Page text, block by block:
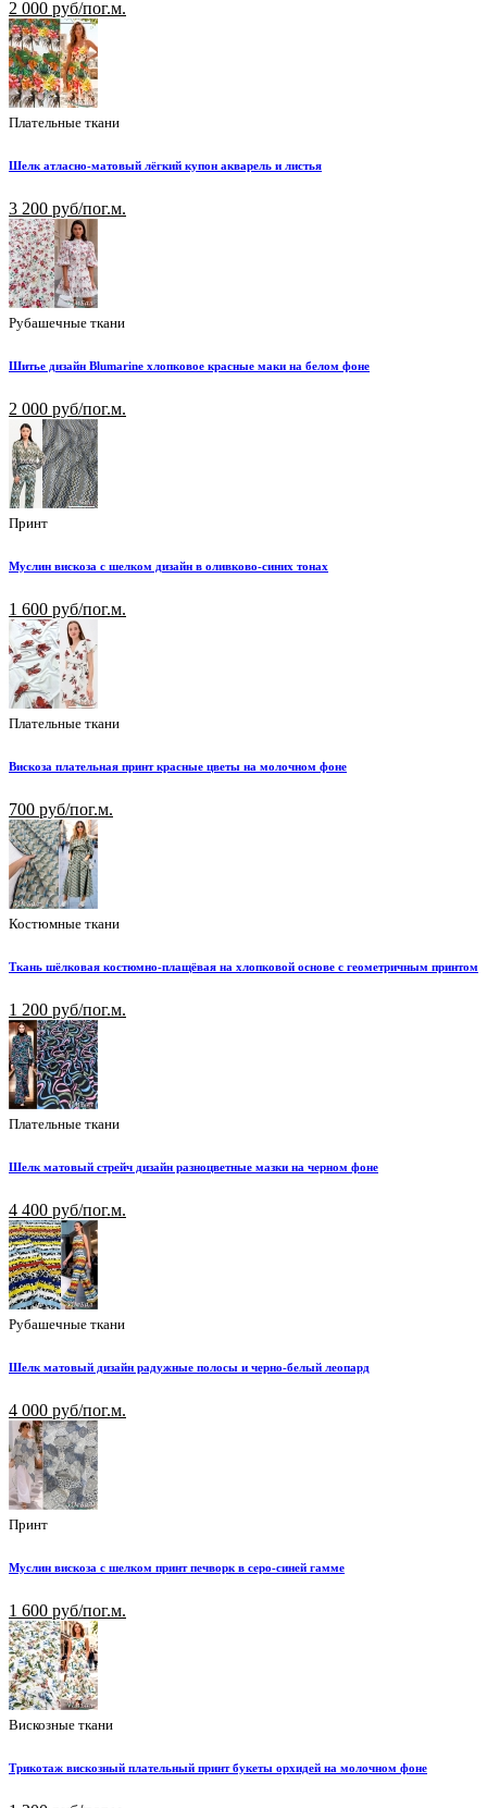
2 000 руб/пог.м.
Плательные ткани
Шелк атласно-матовый лёгкий купон акварель и листья
3 200 руб/пог.м.
Рубашечные ткани
Шитье дизайн Blumarine хлопковое красные маки на белом фоне
2 000 руб/пог.м.
Принт
Муслин вискоза с шелком дизайн в оливково-синих тонах
1 600 руб/пог.м.
Плательные ткани
Вискоза плательная принт красные цветы на молочном фоне
700 руб/пог.м.
Костюмные ткани
Ткань шёлковая костюмно-плащёвая на хлопковой основе с геометричным принтом
1 200 руб/пог.м.
Плательные ткани
Шелк матовый стрейч дизайн разноцветные мазки на черном фоне
4 400 руб/пог.м.
Рубашечные ткани
Шелк матовый дизайн радужные полосы и черно-белый леопард
4 000 руб/пог.м.
Принт
Муслин вискоза с шелком принт печворк в серо-синей гамме
1 600 руб/пог.м.
Вискозные ткани
Трикотаж вискозный плательный принт букеты орхидей на молочном фоне